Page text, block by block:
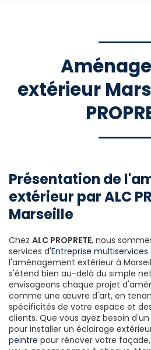
extérieur
Présentation de
extérieur par ALC
Marseille
Chez ALC PROPRETE, nous
services d'Entreprise multiservices
l'aménagement extérieur à
s'étend bien au-delà du simple
envisageons chaque projet
comme une œuvre d'art, en
spécificités de votre espace et
clients. Que vous ayez besoin d'un
pour installer un éclairage
peintre pour rénover votre